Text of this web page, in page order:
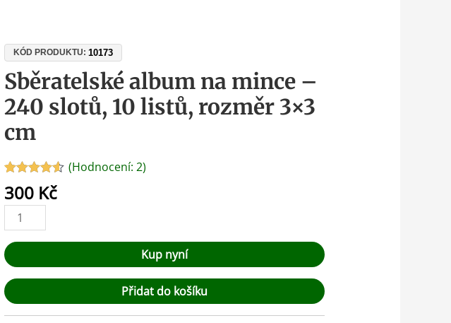
KÓD PRODUKTU:10173
Sběratelské album na mince –
240 slotů, 10 listů, rozměr 3×3
cm
Hodnoceno
4.50z 5 na
základě
hodnocení
zákazníků
(Hodnocení: 2)
300 Kč
Sběratelské
album
na
mince
240
10
listů,
rozměr
3x3
cm
množství
Kup nyní
Přidat do košíku